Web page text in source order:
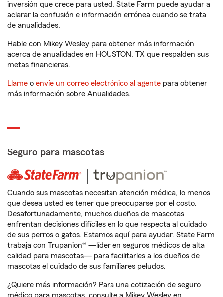
inversión que crece para usted. State Farm puede ayudar a
aclarar la confusión e información errónea cuando se trata
de anualidades.
Hable con Mikey Wesley para obtener más información
acerca de anualidades en HOUSTON, TX que respalden sus
metas financieras.
Llame o envíe un correo electrónico al agente para obtener
más información sobre Anualidades.
Seguro para mascotas
Cuando sus mascotas necesitan atención médica, lo menos
que desea usted es tener que preocuparse por el costo.
Desafortunadamente, muchos dueños de mascotas
enfrentan decisiones difíciles en lo que respecta al cuidado
de sus perros o gatos. Estamos aquí para ayudar. State Farm
trabaja con Trupanion® —líder en seguros médicos de alta
calidad para mascotas— para facilitarles a los dueños de
mascotas el cuidado de sus familiares peludos.
¿Quiere más información? Para una cotización de seguro
médico para mascotas, consulte a Mikey Wesley en